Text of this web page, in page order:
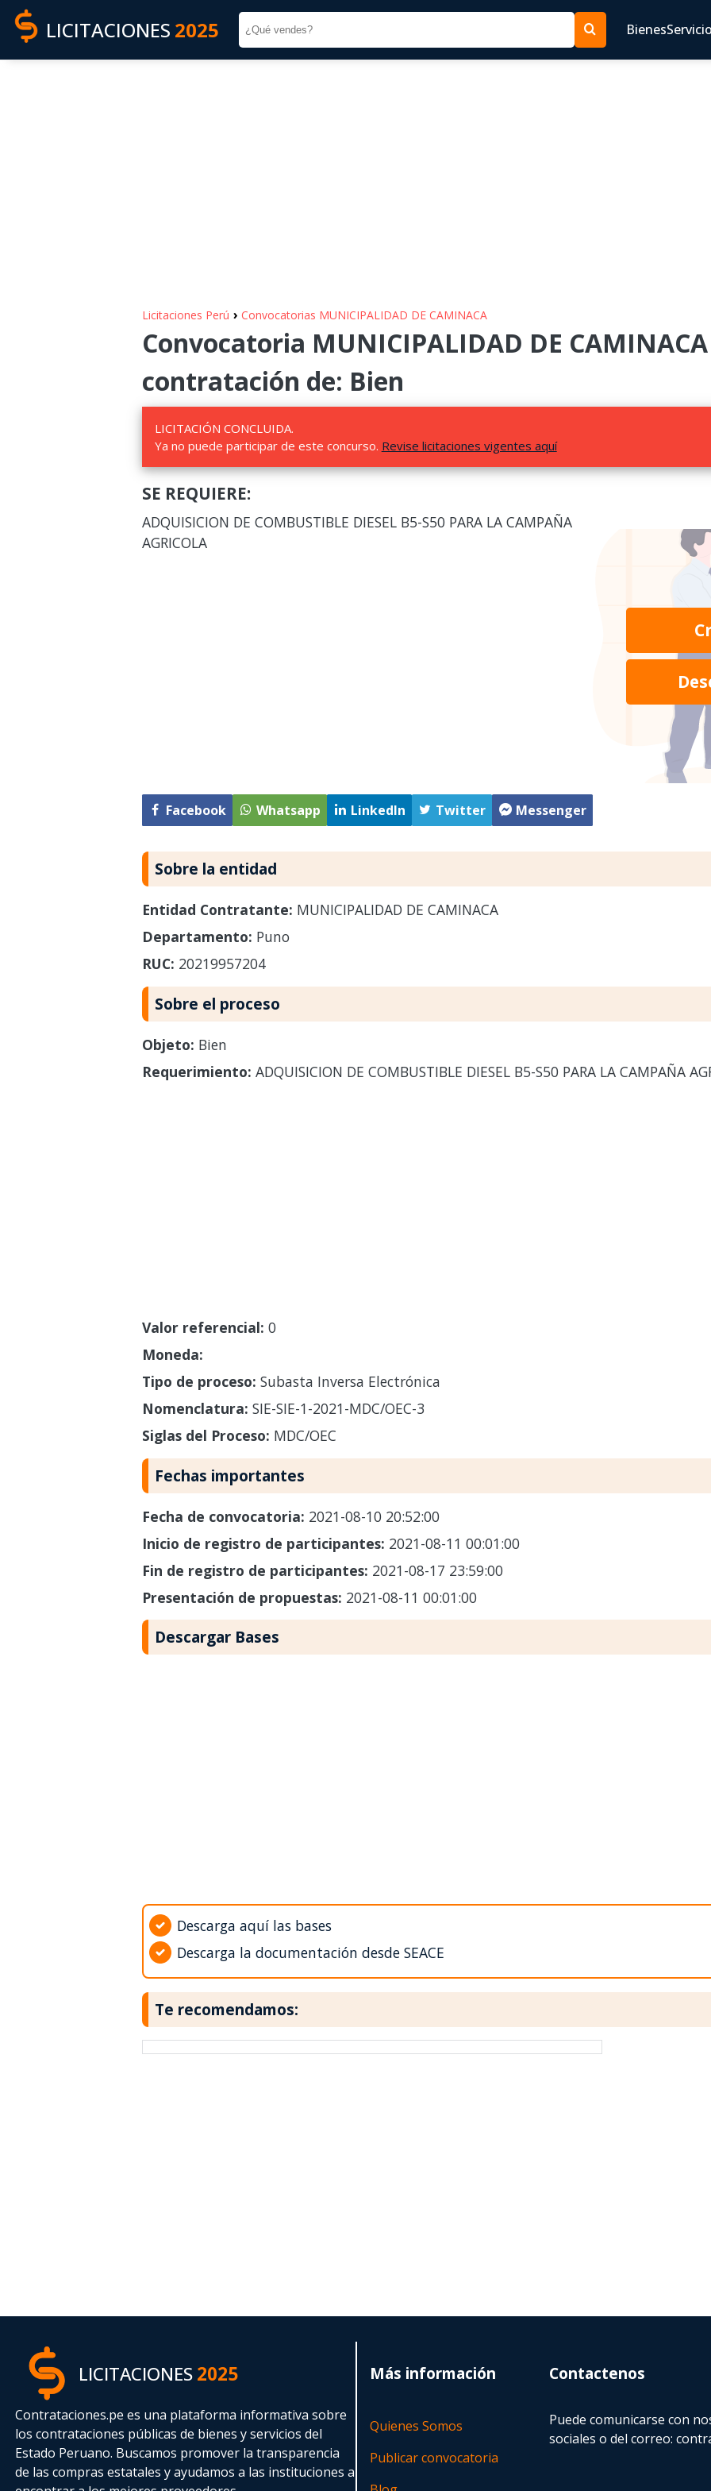
LICITACIONES 2025 Bienes
Licitaciones Perú › Convocatorias MUNICIPALIDAD DE CAMINACA
Convocatoria MUNICIPALIDAD DE
contratación de: Bien
LICITACIÓN CONCLUIDA.
Ya no puede participar de este concurso. Revise licitaciones vigentes aquí
SE REQUIERE:
ADQUISICION DE COMBUSTIBLE DIESEL B5-S50 PARA LA CAMPAÑA
AGRICOLA
Facebook Whatsapp LinkedIn Twitter Messenger
Sobre la entidad
Entidad Contratante: MUNICIPALIDAD DE CAMINACA
Departamento: Puno
RUC: 20219957204
Sobre el proceso
Objeto: Bien
Requerimiento: ADQUISICION DE COMBUSTIBLE DIESEL B5-S50 PARA LA CAMPAÑA
Valor referencial: 0
Moneda:
Tipo de proceso: Subasta Inversa Electrónica
Nomenclatura: SIE-SIE-1-2021-MDC/OEC-3
Siglas del Proceso: MDC/OEC
Fechas importantes
Fecha de convocatoria: 2021-08-10 20:52:00
Inicio de registro de participantes: 2021-08-11 00:01:00
Fin de registro de participantes: 2021-08-17 23:59:00
Presentación de propuestas: 2021-08-11 00:01:00
Descargar Bases
Descarga aquí las bases
Descarga la documentación desde SEACE
Te recomendamos:
LICITACIONES2025
Contrataciones.pe es una plataforma informativa sobre
los contrataciones públicas de bienes y servicios del
Estado Peruano. Buscamos promover la transparencia
de las compras estatalesy ayudamos a las instituciones a
Más información
Quienes Somos
Publicar convocatoria
Contactenos
Puede comunicarse con
sociales o del correo: